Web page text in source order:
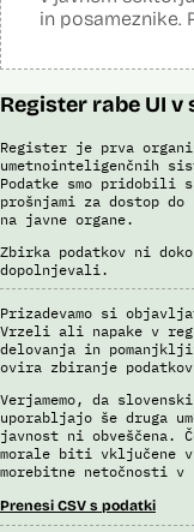
in posameznike.
Register rabe UI
Register je prva
umetnointeligenčnih
Podatke smo pridobili
prošnjami za dostop
na javne organe.
Zbirka podatkov ni
dopolnjevali.
Prizadevamo si
Vrzeli ali napake v
delovanja in
ovira zbiranje
Verjamemo, da
uporabljajo še druga
javnost ni obveščena.
morale biti vključene
morebitne netočnosti v
Prenesi CSV s podatki